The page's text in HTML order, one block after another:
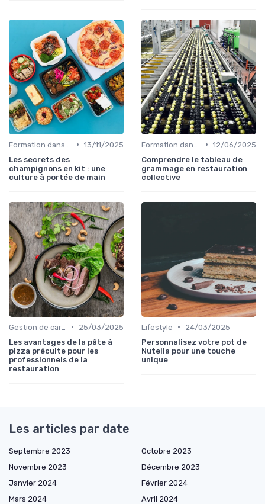
• 13/11/2025
Les secrets des
champignons en kit : une
culture à portée de main
• 12/06/2025
Comprendre le tableau de
grammage en restauration
collective
•
25/03/2025
Les avantages de la pâte à
pizza précuite pour les
professionnels de la
restauration
Lifestyle •
24/03/2025
Personnalisez votre pot de
Nutella pour une touche
unique
Les articles par date
Septembre 2023
Octobre 2023
Novembre 2023
Décembre 2023
Janvier 2024
Février 2024
Mars 2024
Avril 2024